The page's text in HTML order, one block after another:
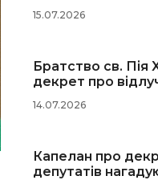
15.07.2026
Братство св. Пія
декрет про
14.07.2026
Капелан про
депутатів